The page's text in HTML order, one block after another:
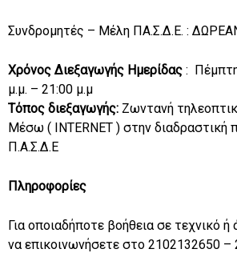
Συνδρομητές – Μέλη ΠΑ.Σ.Δ.Ε. :
Χρόνος Διεξαγωγής Ημερίδας :
μ.μ. – 21:00 μ.μ
Τόπος διεξαγωγής: Ζωντανή
Mέσω ( INTERNET ) στην διαδραστική
Π.Α.Σ.Δ.Ε
Πληροφορίες
Για οποιαδήποτε βοήθεια σε τεχνικό
να επικοινωνήσετε στο 2102132650